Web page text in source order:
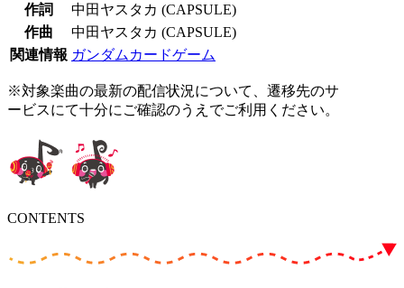
作詞
中田ヤスタカ (CAPSULE)
作曲
中田ヤスタカ (CAPSULE)
関連情報 ガンダムカードゲーム
※対象楽曲の最新の配信状況について、遷移先のサ
ービスにて十分にご確認のうえでご利用ください。
CONTENTS